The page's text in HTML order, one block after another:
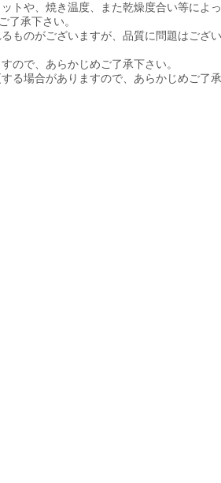
トや、焼き温度、また乾燥度合い等によ
了承下さい。
のがございますが、品質に問題はござい
ので、あらかじめご了承下さい。
場合がありますので、あらかじめご了承